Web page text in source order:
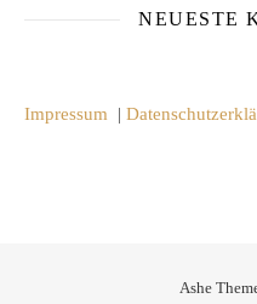
NEUESTE
Impressum |
Ashe